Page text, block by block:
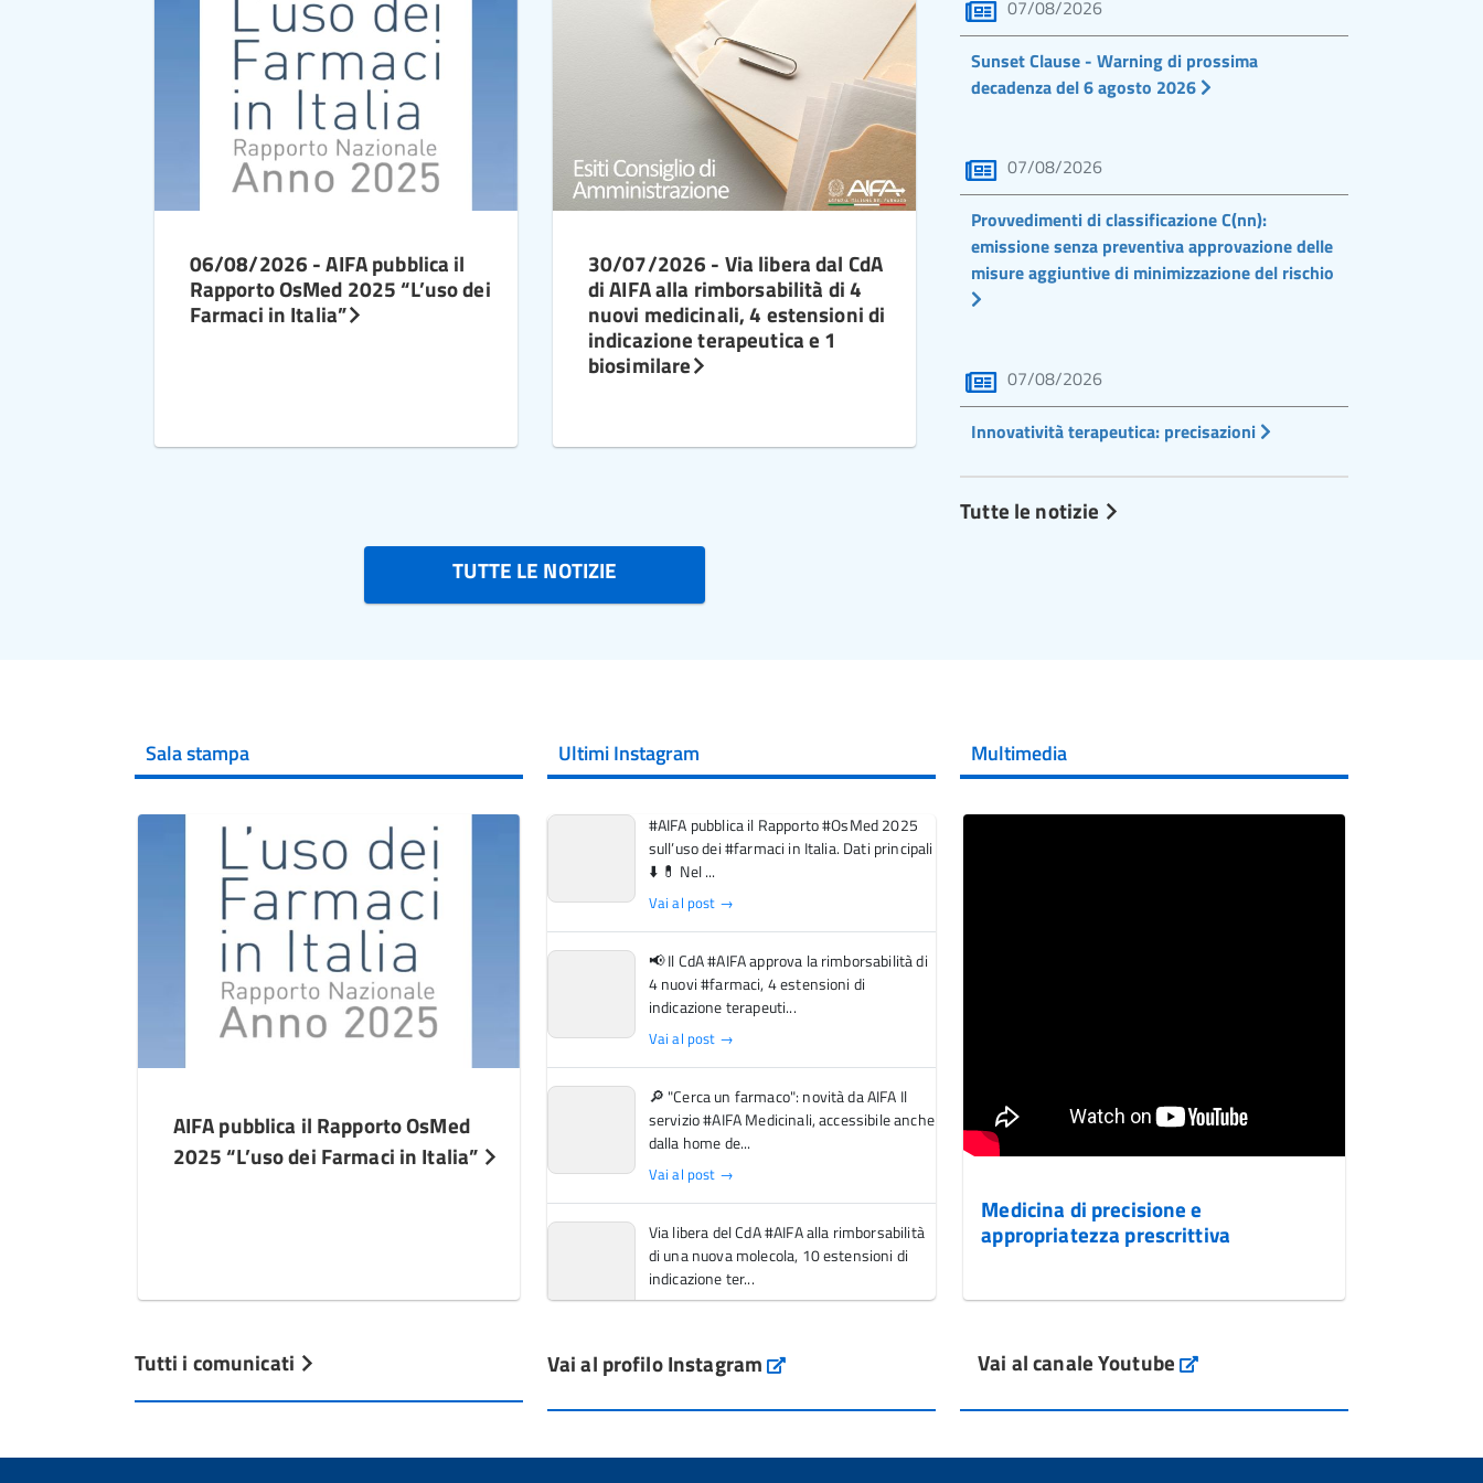
06/08/2026 - AIFA pubblica il
Rapporto OsMed 2025 “L’uso dei
Farmaci in Italia”
30/07/2026 - Via libera dal CdA
di AIFA alla rimborsabilità di 4
nuovi medicinali, 4 estensioni di
indicazione terapeutica e 1
biosimilare
TUTTE LE NOTIZIE
07/08/2026
Sunset Clause - Warning di prossima
decadenza del 6 agosto 2026
07/08/2026
Provvedimenti di classificazione C(nn):
emissione senza preventiva approvazione delle
misure aggiuntive di minimizzazione del rischio
07/08/2026
Innovatività terapeutica: precisazioni
Tutte le notizie
Sala stampa
AIFA pubblica il Rapporto OsMed
2025 “L’uso dei Farmaci in Italia”
Tutti i comunicati
Ultimi Instagram
#AIFA pubblica il Rapporto #OsMed 2025
sull’uso dei #farmaci in Italia. Dati principali
⬇️ 💊 Nel ...
Vai al post →
📢 Il CdA #AIFA approva la rimborsabilità di
4 nuovi #farmaci, 4 estensioni di
indicazione terapeuti...
Vai al post →
🔎 "Cerca un farmaco": novità da AIFA Il
servizio #AIFA Medicinali, accessibile anche
dalla home de...
Vai al post →
Via libera del CdA #AIFA alla rimborsabilità
di una nuova molecola, 10 estensioni di
indicazione ter...
L'Italia si conferma tra i primi Paesi europei
dal Servi...
Vai al profilo Instagram Instagram
Multimedia
Medicina di precisione e
appropriatezza prescrittiva
Vai al canale Youtube